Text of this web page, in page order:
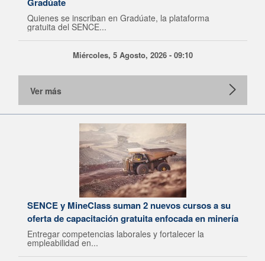
Quienes se inscriban en Gradúate, la plataforma
gratuita del SENCE...
Miércoles, 5 Agosto, 2026 - 09:10
Ver más
SENCE y MineClass suman 2 nuevos cursos a su
oferta de capacitación gratuita enfocada en minería
Entregar competencias laborales y fortalecer la
empleabilidad en...